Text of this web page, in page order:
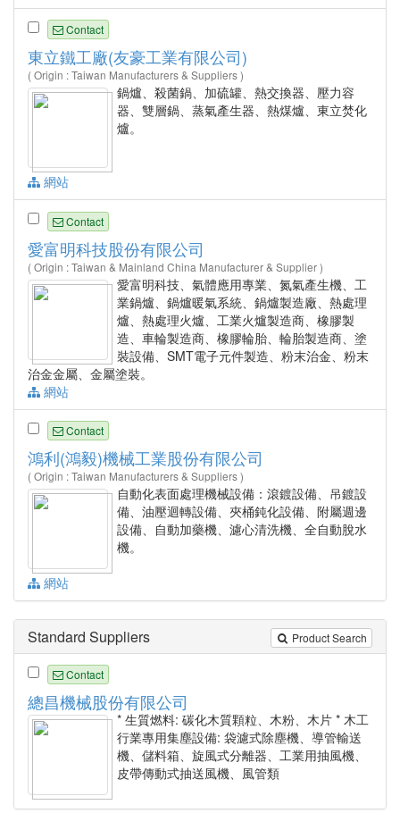
Contact
東立鐵工廠(友豪工業有限公司)
( Origin : Taiwan Manufacturers & Suppliers )
鍋爐、殺菌鍋、加硫罐、熱交換器、壓力容
器、雙層鍋、蒸氣產生器、熱煤爐、東立焚化
爐。
網站
Contact
愛富明科技股份有限公司
( Origin : Taiwan & Mainland China Manufacturer & Supplier )
愛富明科技、氣體應用專業、氮氣產生機、工
業鍋爐、鍋爐暖氣系統、鍋爐製造廠、熱處理
爐、熱處理火爐、工業火爐製造商、橡膠製
造、車輪製造商、橡膠輪胎、輪胎製造商、塗
裝設備、SMT電子元件製造、粉末治金、粉末
治金金屬、金屬塗裝。
網站
Contact
鴻利(鴻毅)機械工業股份有限公司
( Origin : Taiwan Manufacturers & Suppliers )
自動化表面處理機械設備：滾鍍設備、吊鍍設
備、油壓迴轉設備、夾桶鈍化設備、附屬週邊
設備、自動加藥機、濾心清洗機、全自動脫水
機。
網站
Product Search
Standard Suppliers
Contact
總昌機械股份有限公司
* 生質燃料: 碳化木質顆粒、木粉、木片 * 木工
行業專用集塵設備: 袋濾式除塵機、導管輸送
機、儲料箱、旋風式分離器、工業用抽風機、
皮帶傳動式抽送風機、風管類